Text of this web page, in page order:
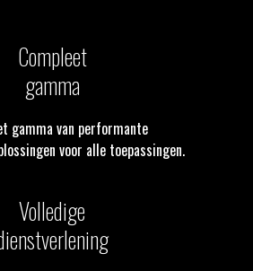
Compleet
gamma
gamma van performante
voor alle toepassingen.
Volledige